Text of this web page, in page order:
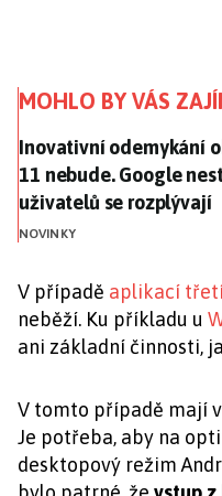
MOHLO BY VÁS
Inovativní odemykání
Inovativní odemykání
11 nebude. Google
uživatelů se rozplývají
NOVINKY
V případě aplikací
neběží. Ku příkladu u
ani základní činnosti,
V tomto případě mají
Je potřeba, aby na
desktopový režim